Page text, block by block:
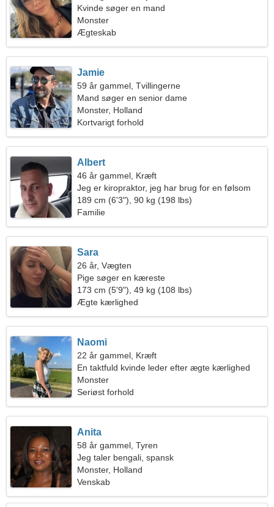
Kvinde søger en mand
Monster
Ægteskab
Jamie
59 år gammel, Tvillingerne
Mand søger en senior dame
Monster, Holland
Kortvarigt forhold
Albert
46 år gammel, Kræft
Jeg er kiropraktor, jeg har brug for en følsom
kvinde
189 cm (6'3"), 90 kg (198 lbs)
Familie
Sara
26 år, Vægten
Pige søger en kæreste
173 cm (5'9"), 49 kg (108 lbs)
Ægte kærlighed
Naomi
22 år gammel, Kræft
En taktfuld kvinde leder efter ægte kærlighed
Monster
Seriøst forhold
Anita
58 år gammel, Tyren
Jeg taler bengali, spansk
Monster, Holland
Venskab